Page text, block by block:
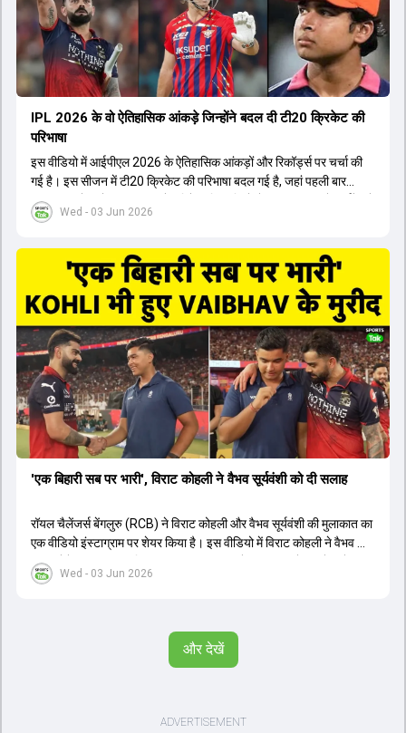
होता। यही कारण है कि RCB ने लगातार सफलता हासिल की है।
Wed - 03 Jun 2026
IPL 2026 के वो ऐतिहासिक आंकड़े जिन्होंने बदल दी टी20 क्रिकेट की
परिभाषा
इस वीडियो में आईपीएल 2026 के ऐतिहासिक आंकड़ों और रिकॉर्ड्स पर चर्चा की
गई है। इस सीजन में टी20 क्रिकेट की परिभाषा बदल गई है, जहां पहली बार
भारतीय बल्लेबाजों का स्ट्राइक रेट विदेशी खिलाड़ियों से ज्यादा रहा। पूरे टूर्नामेंट में
1426 छक्के लगे और 65 बार टीमों ने 200 से ज्यादा का स्कोर बनाया, जो एक
स्ट्राइक रेट के साथ मोस्ट वैल्युएबल प्लेयर का खिताब जीता। इसके अलावा पंजाब
और बेंगलुरु के प्रदर्शन के साथ-साथ लक्ष्य का पीछा करने वाली टीमों की सफलता
के आंकड़ों का भी विश्लेषण किया गया है।
Wed - 03 Jun 2026
'एक बिहारी सब पर भारी', विराट कोहली ने वैभव सूर्यवंशी को दी सलाह
रॉयल चैलेंजर्स बेंगलुरु (RCB) ने विराट कोहली और वैभव सूर्यवंशी की मुलाकात का
एक वीडियो इंस्टाग्राम पर शेयर किया है। इस वीडियो में विराट कोहली ने वैभव को
सलाह देते हुए कहा, 'एक बिहारी सब पर भारी। बस गेम खत्म।' कोहली ने उन्हें खुद
पर विश्वास रखने और नकारात्मक बातों पर ध्यान न देने की सलाह दी। आईपीएल
सीरीज खेलेंगे। वहीं, विराट कोहली लंदन रवाना हो गए हैं और अगली वनडे सीरीज में
और देखें